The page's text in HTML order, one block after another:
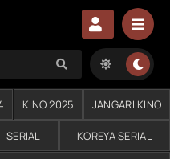
KINO 2025 JANGARI KINO
SERIAL KOREYA SERIAL